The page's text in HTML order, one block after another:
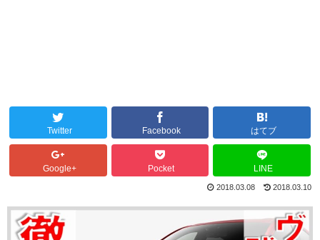
Twitter Facebook はてブ
Google+ Pocket LINE
2018.03.08 2018.03.10